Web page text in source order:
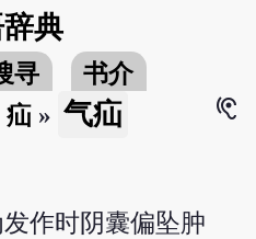
典
寻
书介
疝 » 气疝
hearing
作时阴囊偏坠肿